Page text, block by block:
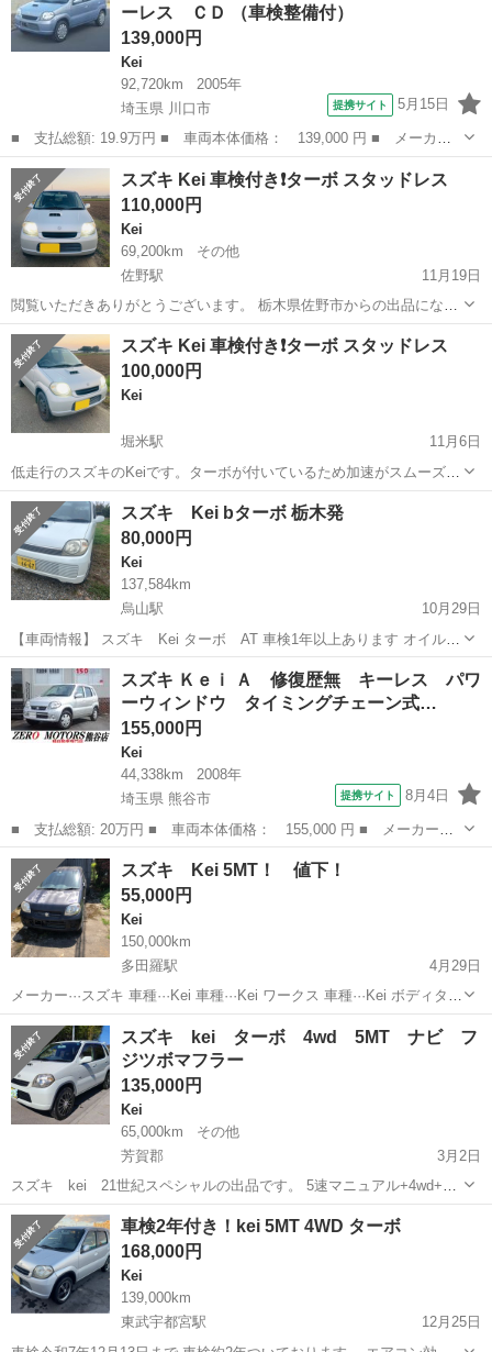
現状販売です。 ※佐野の陸運局に...
ーレス ＣＤ （車検整備付）
139,000円
Kei
92,720km
2005年
埼玉県 川口市
提携サイト 5月15日
■ 支払総額: 19.9万円 ■ 車両本体価格： 139,000 円 ■ メーカー
名： スズキ ■ 車種名： Ｋｅｉ ■ グレード名： Ｂインターク
ーラーターボ キーレス ＣＤ ■ 排気量： 660cc ■ ドア枚数：
5...
埼玉 川口市 Kei
スズキ Kei 車検付き❗️ターボ スタッドレス
110,000円
Kei
69,200km
その他
佐野駅
11月19日
閲覧いただきありがとうございます。 栃木県佐野市からの出品になり
ます。 低走行のスズキのKeiです。ターボが付いているため加速がス
ムーズです。車内も広く快適です。サビ、キズ、へこみ、タッチペン
跡、オイルもれ、排気漏れありま...
栃木 佐野市 佐野駅 Kei ワゴンR
スズキ Kei 車検付き❗️ターボ スタッドレス
100,000円
Kei
堀米駅
11月6日
低走行のスズキのKeiです。ターボが付いているため加速がスムーズで
す。車内も広く快適です。サビ、キズ、へこみ、タッチペン跡、オイ
ルもれあります。細い所は現車確認時にご確認ください。 ※佐野の陸
運局にあたる場合は無料で名義変...
栃木 佐野市 堀米駅 スタッドレス
スズキ Kei bターボ 栃木発
80,000円
Kei
137,584km
烏山駅
10月29日
【車両情報】 スズキ Kei ターボ AT 車検1年以上あります オイル漏
れしてます。 ノークレームノーリターンでよろしくお願いします。 現
車確認よろしくお願いします。 【状態】 オイル漏れ ベルトなき ご覧
いただ...
栃木 大田原市 烏山駅 車両
スズキ Ｋｅｉ Ａ 修復歴無 キーレス パワ
ーウィンドウ タイミングチェーン式…
155,000円
Kei
44,338km
2008年
埼玉県 熊谷市
提携サイト 8月4日
■ 支払総額: 20万円 ■ 車両本体価格： 155,000 円 ■ メーカー
名： スズキ ■ 車種名： Ｋｅｉ ■ グレード名： Ａ 修復歴
無 キーレス パワーウィンドウ タイミングチェーン式 ドアバイ
ザー エアバッグ ...
埼玉 熊谷市 Kei
スズキ Kei 5MT！ 値下！
55,000円
Kei
150,000km
多田羅駅
4月29日
メーカー···スズキ 車種···Kei 車種···Kei ワークス 車種···Kei ボディタイ
プ···軽自動車 エンジン···ガソリンエンジン 駆動式···2WD バッテリー
上がりのため走行距離確認できません...
栃木 芳賀郡 多田羅駅 Kei
スズキ kei ターボ 4wd 5MT ナビ フ
ジツボマフラー
135,000円
Kei
65,000km
その他
芳賀郡
3月2日
スズキ kei 21世紀スペシャルの出品です。 5速マニュアル+4wd+タ
ーボは希少です。 このくらい価格帯で欲しい方がいれば売却しようと
思ってます。 居なければ車検満了まで乗って部品外して解体予定です!
連...
栃木 芳賀郡 Kei
車検2年付き！kei 5MT 4WD ターボ
168,000円
Kei
139,000km
東武宇都宮駅
12月25日